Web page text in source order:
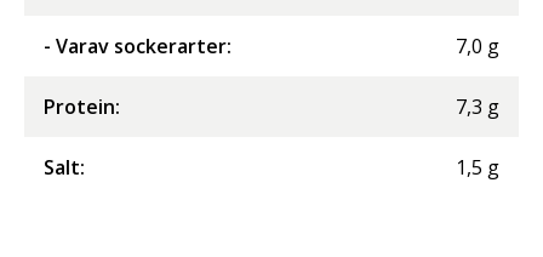
- Varav sockerarter: 7,0 g
Protein: 7,3 g
Salt: 1,5 g